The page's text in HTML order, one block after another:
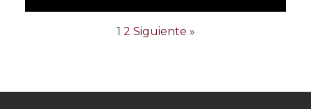
1 2 Siguiente »